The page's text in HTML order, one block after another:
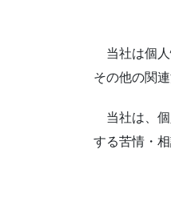
当社は個人
その他の関
当社は、個
する苦情・